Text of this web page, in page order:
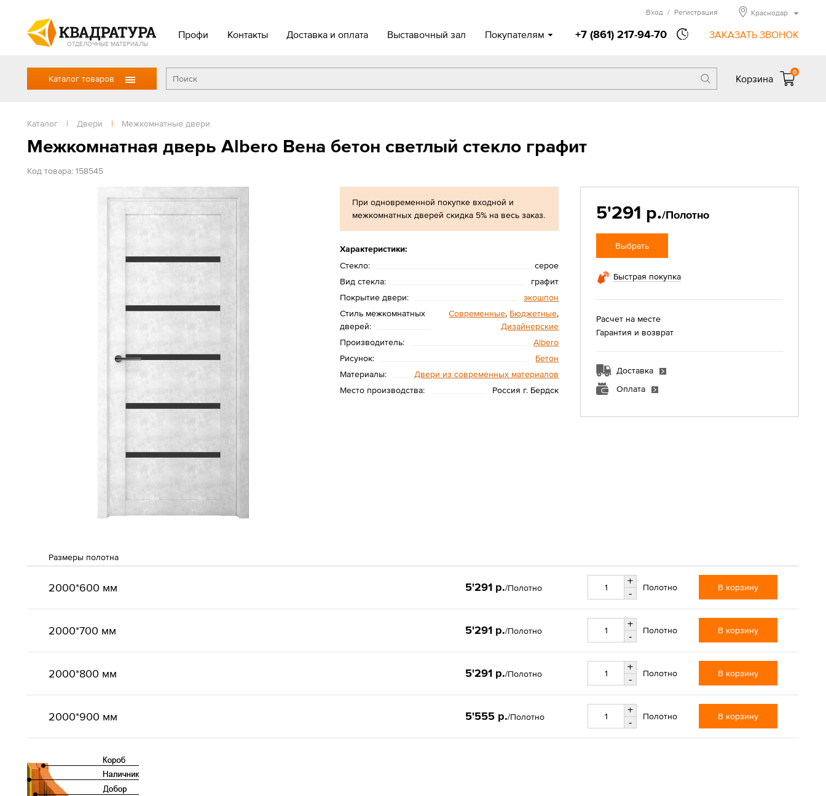
ОТДЕЛОЧНЫЕ МАТЕРИАЛЫ
Профи Контакты Доставка и оплата Выставочный зал Покупателям +7 (861) 217-94-70 ЗАКАЗАТЬ ЗВОНОК
Вход / Регистрация Краснодар
Каталог товаров Корзина
0
Каталог | Двери | Межкомнатные двери
Межкомнатная дверь Albero Вена бетон светлый стекло графит
Код товара: 158545
При одновременной покупке входной и
межкомнатных дверей скидка 5% на весь заказ.
Характеристики:
Стекло:
серое
Вид стекла:
графит
Покрытие двери:
экошпон
Стиль межкомнатных
дверей:
Современные, Бюджетные,
Дизайнерские
Производитель:
Albero
Рисунок:
Бетон
Материалы:
Двери из современных материалов
Место производства:
Россия г. Бердск
5'291 р./Полотно
Выбрать
Быстрая покупка
Расчет на месте
Гарантия и возврат
Доставка
Оплата
Размеры полотна
2000*600 мм 5'291 р./Полотно
+
-
Полотно В корзину
2000*700 мм 5'291 р./Полотно
+
-
Полотно В корзину
2000*800 мм 5'291 р./Полотно
+
-
Полотно В корзину
2000*900 мм 5'555 р./Полотно
+
-
Полотно В корзину